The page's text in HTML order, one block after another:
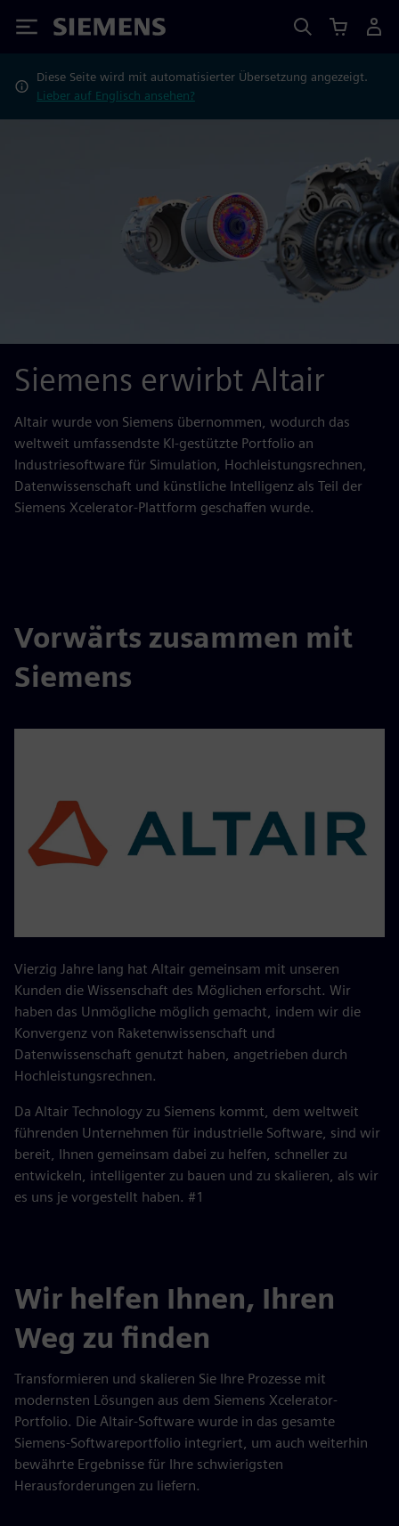
Siemens
Diese Seite wird mit automatisierter Übersetzung angezeigt.
Lieber auf Englisch ansehen?
Siemens erwirbt Altair
Altair wurde von Siemens übernommen, wodurch das
weltweit umfassendste KI-gestützte Portfolio an
Industriesoftware für Simulation, Hochleistungsrechnen,
Datenwissenschaft und künstliche Intelligenz als Teil der
Siemens Xcelerator-Plattform geschaffen wurde.
Vorwärts zusammen mit
Siemens
Vierzig Jahre lang hat Altair gemeinsam mit unseren
Kunden die Wissenschaft des Möglichen erforscht. Wir
haben das Unmögliche möglich gemacht, indem wir die
Konvergenz von Raketenwissenschaft und
Datenwissenschaft genutzt haben, angetrieben durch
Hochleistungsrechnen.
Da Altair Technology zu Siemens kommt, dem weltweit
führenden Unternehmen für industrielle Software, sind wir
bereit, Ihnen gemeinsam dabei zu helfen, schneller zu
entwickeln, intelligenter zu bauen und zu skalieren, als wir
es uns je vorgestellt haben. #1
Wir helfen Ihnen, Ihren
Weg zu finden
Transformieren und skalieren Sie Ihre Prozesse mit
modernsten Lösungen aus dem Siemens Xcelerator-
Portfolio. Die Altair-Software wurde in das gesamte
Siemens-Softwareportfolio integriert, um auch weiterhin
bewährte Ergebnisse für Ihre schwierigsten
Herausforderungen zu liefern.